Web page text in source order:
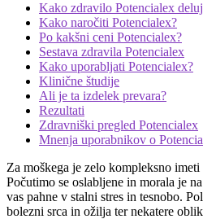
Kako zdravilo Potencialex
Kako naročiti Potencialex?
Po kakšni ceni Potencialex?
Sestava zdravila Potencialex
Kako uporabljati Potencialex?
Klinične študije
Ali je ta izdelek prevara?
Rezultati
Zdravniški pregled Potencialex
Mnenja uporabnikov o
Za moškega je zelo kompleksno
Počutimo se oslabljene in morala je
vas pahne v stalni stres in tesnobo.
bolezni srca in ožilja ter nekatere